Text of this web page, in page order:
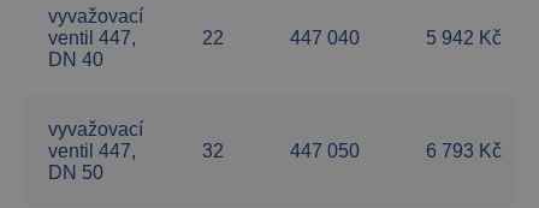
vyvažovací
ventil 447,
DN 40
22 447 040 5 942 Kč
vyvažovací
ventil 447,
DN 50
32 447 050 6 793 Kč